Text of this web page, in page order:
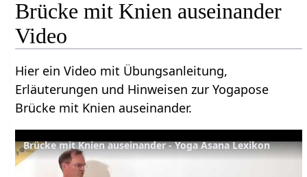
Brücke mit Knien auseinander
Video
Hier ein Video mit Übungsanleitung,
Erläuterungen und Hinweisen zur Yogapose
Brücke mit Knien auseinander.
Brücke mit Knien auseinander - Yoga Asana Lexikon